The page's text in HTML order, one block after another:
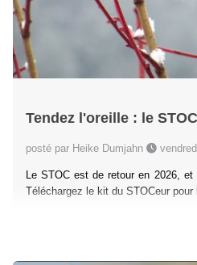
Tendez l'oreille : le
posté par Heike Dumjahn
Le STOC est de retour en 2026,
Téléchargez le kit du STOCeur pour